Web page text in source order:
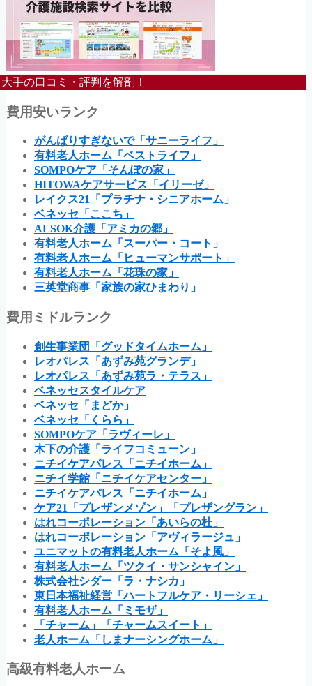
大手の口コミ・評判を解剖！
費用安いランク
がんばりすぎないで「サニーライフ」
有料老人ホーム「ベストライフ」
SOMPOケア「そんぽの家」
HITOWAケアサービス「イリーゼ」
レイクス21「プラチナ・シニアホーム」
ベネッセ「ここち」
ALSOK介護「アミカの郷」
有料老人ホーム「スーパー・コート」
有料老人ホーム「ヒューマンサポート」
有料老人ホーム「花珠の家」
三英堂商事「家族の家ひまわり」
費用ミドルランク
創生事業団「グッドタイムホーム」
レオパレス「あずみ苑グランデ」
レオパレス「あずみ苑ラ・テラス」
ベネッセスタイルケア
ベネッセ「まどか」
ベネッセ「くらら」
SOMPOケア「ラヴィーレ」
木下の介護「ライフコミューン」
ニチイケアパレス「ニチイホーム」
ニチイ学館「ニチイケアセンター」
ニチイケアパレス「ニチイホーム」
ケア21「プレザンメゾン」「プレザングラン」
はれコーポレーション「あいらの杜」
はれコーポレーション「アヴィラージュ」
ユニマットの有料老人ホーム「そよ風」
有料老人ホーム「ツクイ・サンシャイン」
株式会社シダー「ラ・ナシカ」
東日本福祉経営「ハートフルケア・リーシェ」
有料老人ホーム「ミモザ」
「チャーム」「チャームスイート」
老人ホーム「しまナーシングホーム」
高級有料老人ホーム